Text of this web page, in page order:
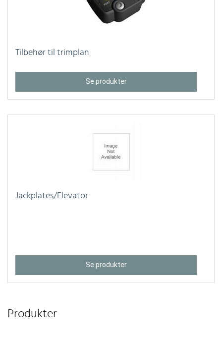
Tilbehør til trimplan
Se produkter
Jackplates/Elevator
Se produkter
Produkter